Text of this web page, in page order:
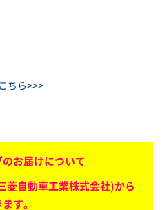
ちら>>>
のお届けについて
菱自動車工業株式会社)から
す。